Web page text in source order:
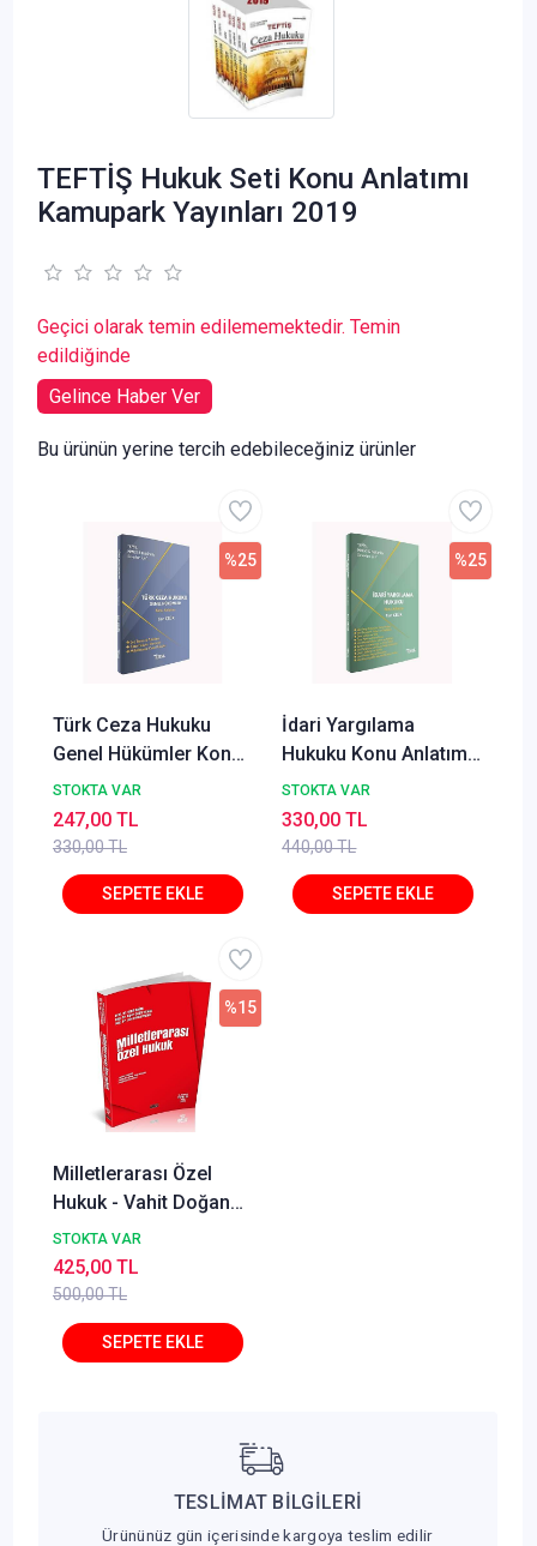
TEFTİŞ Hukuk Seti Konu Anlatımı
Kamupark Yayınları 2019
Geçici olarak temin edilememektedir. Temin
edildiğinde
Gelince Haber Ver
Bu ürünün yerine tercih edebileceğiniz ürünler
Türk Ceza Hukuku
Genel Hükümler Konu
Anlatımı Can Çelik
Temsil Kitap
STOKTA VAR
330,00 TL
%25
247,00 TL
İdari Yargılama
Hukuku Konu Anlatımı
Can Çelik Temsil Kitap
STOKTA VAR
440,00 TL
%25
330,00 TL
Milletlerarası Özel
Hukuk - Vahit Doğan
Savaş Yayınları
STOKTA VAR
500,00 TL
%15
425,00 TL
TESLİMAT BİLGİLERİ
Ürününüz gün içerisinde kargoya teslim edilir